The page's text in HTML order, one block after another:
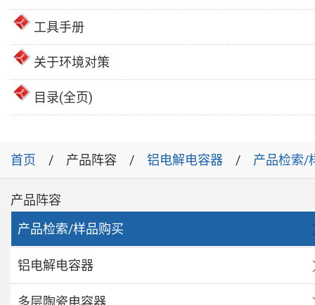
工具手册
关于环境对策
目录(全页)
首页 产品阵容 铝电解电容器 产品检索/
产品阵容
产品检索/样品购买
铝电解电容器
多层陶瓷电容器